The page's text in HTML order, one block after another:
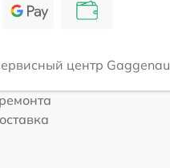
центр Gaggenau